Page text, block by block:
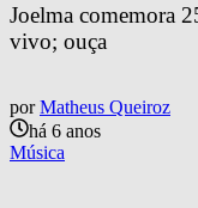
Joelma comemora
vivo; ouça
por Matheus Queiroz
há 6 anos
Música